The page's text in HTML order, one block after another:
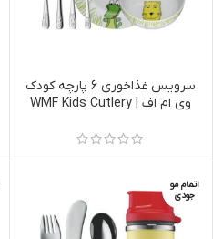
سرویس غذاخوری 6 پارچه کودک
وی ام اف | WMF Kids Cutlery
اتمام مو
جودی